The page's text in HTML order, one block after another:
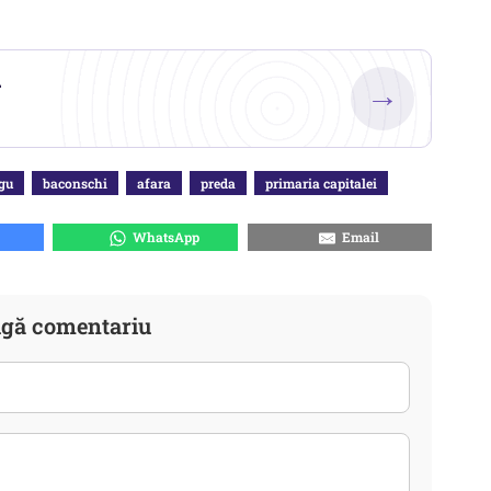
→
baconschi afara preda primaria capitalei
WhatsApp Email
comentariu